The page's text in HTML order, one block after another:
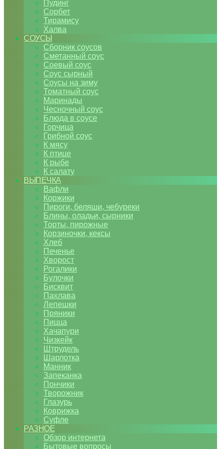
Пудинг
Сорбет
Тирамису
Халва
СОУСЫ
Сборник соусов
Сметанный соус
Соевый соус
Соус сырный
Соусы на зиму
Томатный соус
Маринады
Чесночный соус
Блюда в соусе
Горчица
Грибной соус
К мясу
К птице
К рыбе
К салату
ВЫПЕЧКА
Вафли
Коржики
Пироги, беляши, чебуреки
Блины, оладьи, сырники
Торты, пирожные
Корзиночки, кексы
Хлеб
Печенье
Хворост
Рогалики
Булочки
Бисквит
Пахлава
Лепешки
Пряники
Пицца
Хачапури
Чизкейк
Штрудель
Шарлотка
Манник
Запеканка
Пончики
Творожник
Глазурь
Коврижка
Суфле
РАЗНОЕ
Обзор интернета
Бытовые вопросы